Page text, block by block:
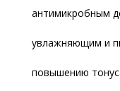
антимикробным
увлажняющим и
повышению